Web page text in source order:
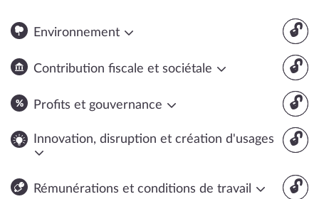
🔓
Environnement
🔓
Contribution fiscale et sociétale
🔓
Profits et gouvernance
🔓
Innovation, disruption et création d'usages
🔓
Rémunérations et conditions de travail